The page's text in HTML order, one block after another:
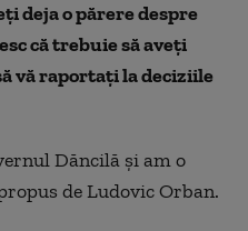
deja o părere despre
că trebuie să aveţi
vă raportaţi la deciziile
Dăncilă şi am o
de Ludovic Orban.